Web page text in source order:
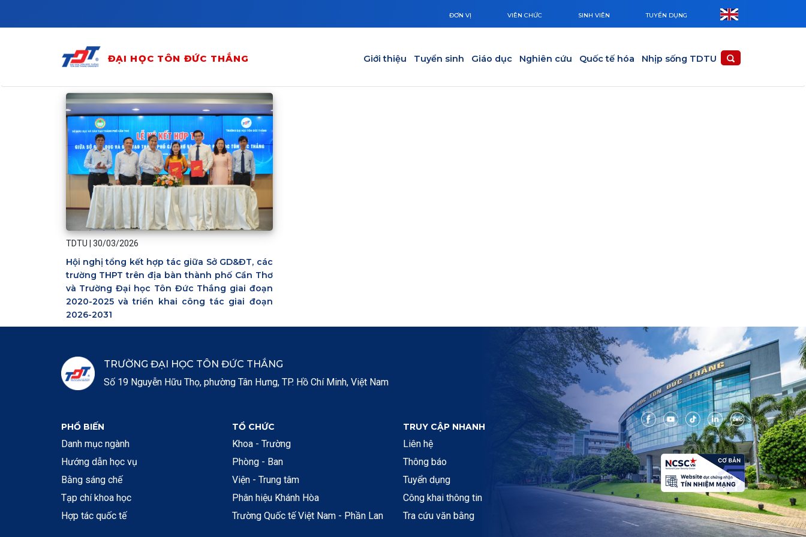
ĐƠN VỊ VIÊN CHỨC SINH VIÊN TUYỂN DỤNG
ĐẠI HỌC TÔN ĐỨC THẮNG Giới thiệu Tuyển sinh Giáo dục Nghiên cứu Quốc tế hóa Nhịp sống TDTU
TDTU 30/03/2026
Hội nghị tổng kết hợp tác giữa Sở GD&ĐT, các
trường THPT trên địa bàn thành phố Cần Thơ
và Trường Đại học Tôn Đức Thắng giai đoạn
2020-2025 và triển khai công tác giai đoạn
2026-2031
TRƯỜNG ĐẠI HỌC TÔN ĐỨC THẮNG
Số 19 Nguyễn Hữu Thọ, phường Tân Hưng, TP. Hồ Chí Minh, Việt Nam
PHỔ BIẾN
Danh mục ngành
Hướng dẫn học vụ
Bằng sáng chế
Tạp chí khoa học
Hợp tác quốc tế
TỔ CHỨC
Khoa - Trường
Phòng - Ban
Viện - Trung tâm
Phân hiệu Khánh Hòa
Trường Quốc tế Việt Nam - Phần Lan
TRUY CẬP NHANH
Liên hệ
Thông báo
Tuyển dụng
Công khai thông tin
Tra cứu văn bằng